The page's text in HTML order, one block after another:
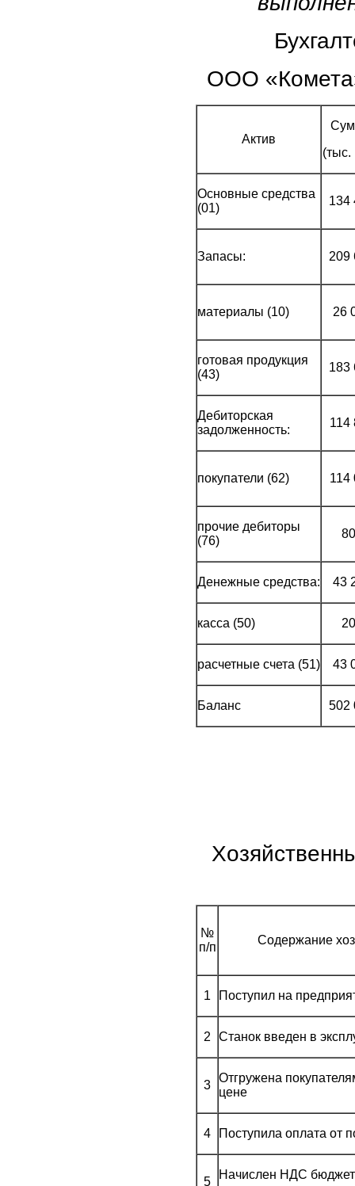
ООО
Актив
(тыс.
Основные средства
(01)
134
Запасы: 209
материалы (10) 26
готовая продукция
(43)
183
Дебиторская
задолженность:
114
покупатели (62) 114
прочие дебиторы
(76)
Денежные средства: 43
касса (50)
расчетные счета (51) 43
Баланс 502
№
п/п
Содержание
1 Поступил на
2 Станок введен в
3
Отгружена
цене
4 Поступила оплата от
5
Начислен НДС